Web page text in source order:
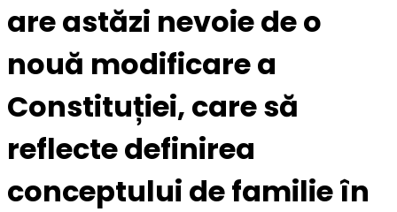
are astăzi nevoie de o
nouă modificare a
Constituției, care să
reflecte definirea
conceptului de familie în